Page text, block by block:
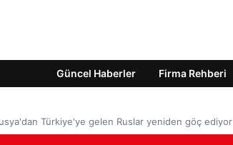
Güncel Haberler Firma Rehberi
Türkiye'ye gelen Ruslar yeniden göç ediyor